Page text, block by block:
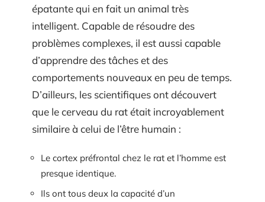
épatante qui en fait un animal très
intelligent. Capable de résoudre des
problèmes complexes, il est aussi capable
d’apprendre des tâches et des
comportements nouveaux en peu de temps.
D’ailleurs, les scientifiques ont découvert
que le cerveau du rat était incroyablement
similaire à celui de l’être humain :
Le cortex préfrontal chez le rat et l’homme est
presque identique.
Ils ont tous deux la capacité d’un